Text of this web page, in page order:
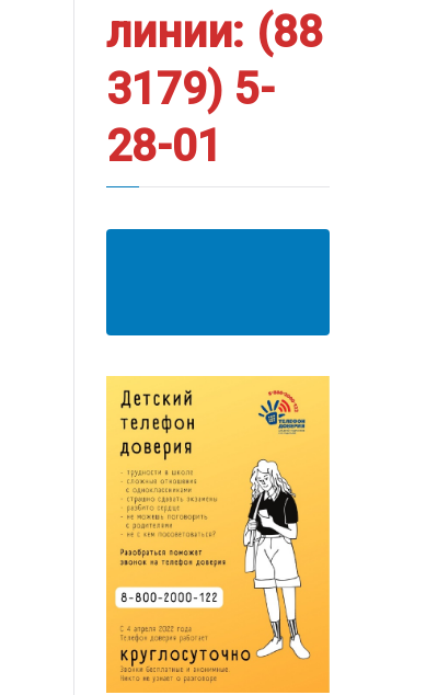
линии: (88
3179) 5-
28-01